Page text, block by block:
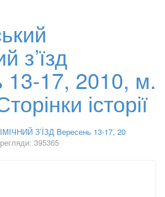
з’їзд
13-17, 2010, м.
історії
З’ЇЗД Вересень 13-17, 20
395365